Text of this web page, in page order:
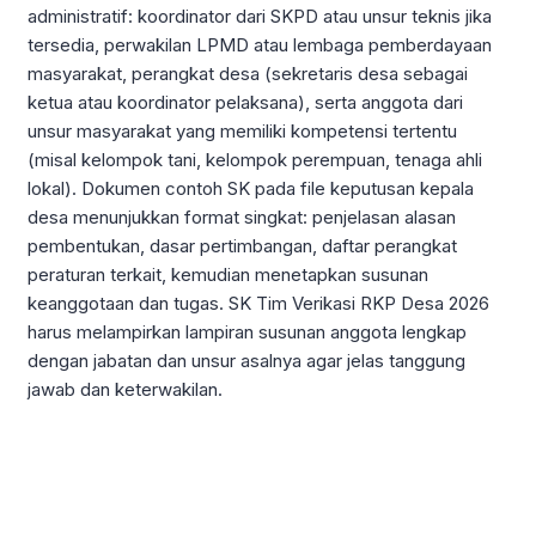
administratif: koordinator dari SKPD atau unsur teknis jika
tersedia, perwakilan LPMD atau lembaga pemberdayaan
masyarakat, perangkat desa (sekretaris desa sebagai
ketua atau koordinator pelaksana), serta anggota dari
unsur masyarakat yang memiliki kompetensi tertentu
(misal kelompok tani, kelompok perempuan, tenaga ahli
lokal). Dokumen contoh SK pada file keputusan kepala
desa menunjukkan format singkat: penjelasan alasan
pembentukan, dasar pertimbangan, daftar perangkat
peraturan terkait, kemudian menetapkan susunan
keanggotaan dan tugas. SK Tim Verikasi RKP Desa 2026
harus melampirkan lampiran susunan anggota lengkap
dengan jabatan dan unsur asalnya agar jelas tanggung
jawab dan keterwakilan.